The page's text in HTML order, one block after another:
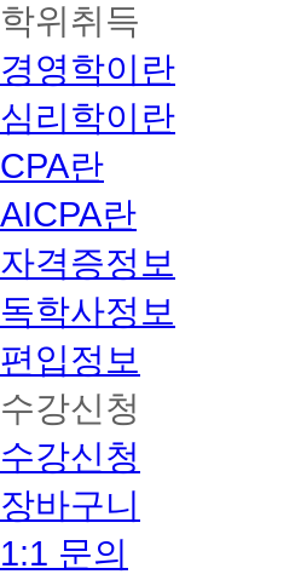
학위취득
경영학이란
심리학이란
CPA란
AICPA란
자격증정보
독학사정보
편입정보
수강신청
수강신청
장바구니
1:1 문의